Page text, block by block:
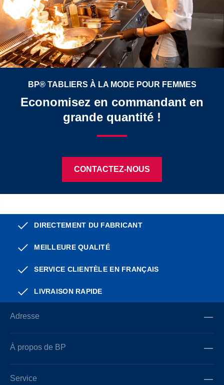
BP® TABLIERS À LA MODE POUR FEMMES
Economisez en commandant en
grande quantité !
CONTACTEZ-NOUS
DIRECTEMENT DU FABRICANT
MEILLEURE QUALITÉ
SERVICE CLIENTÈLE EN FRANÇAIS
LIVRAISON RAPIDE
Adresse
À propos de BP
Service